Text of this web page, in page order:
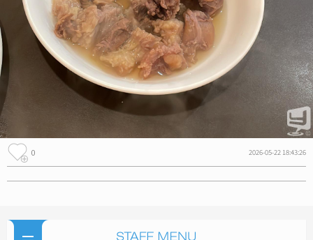
0 2026-05-22 18:43:26